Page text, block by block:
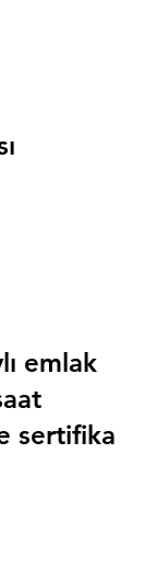
emlak
sertifika